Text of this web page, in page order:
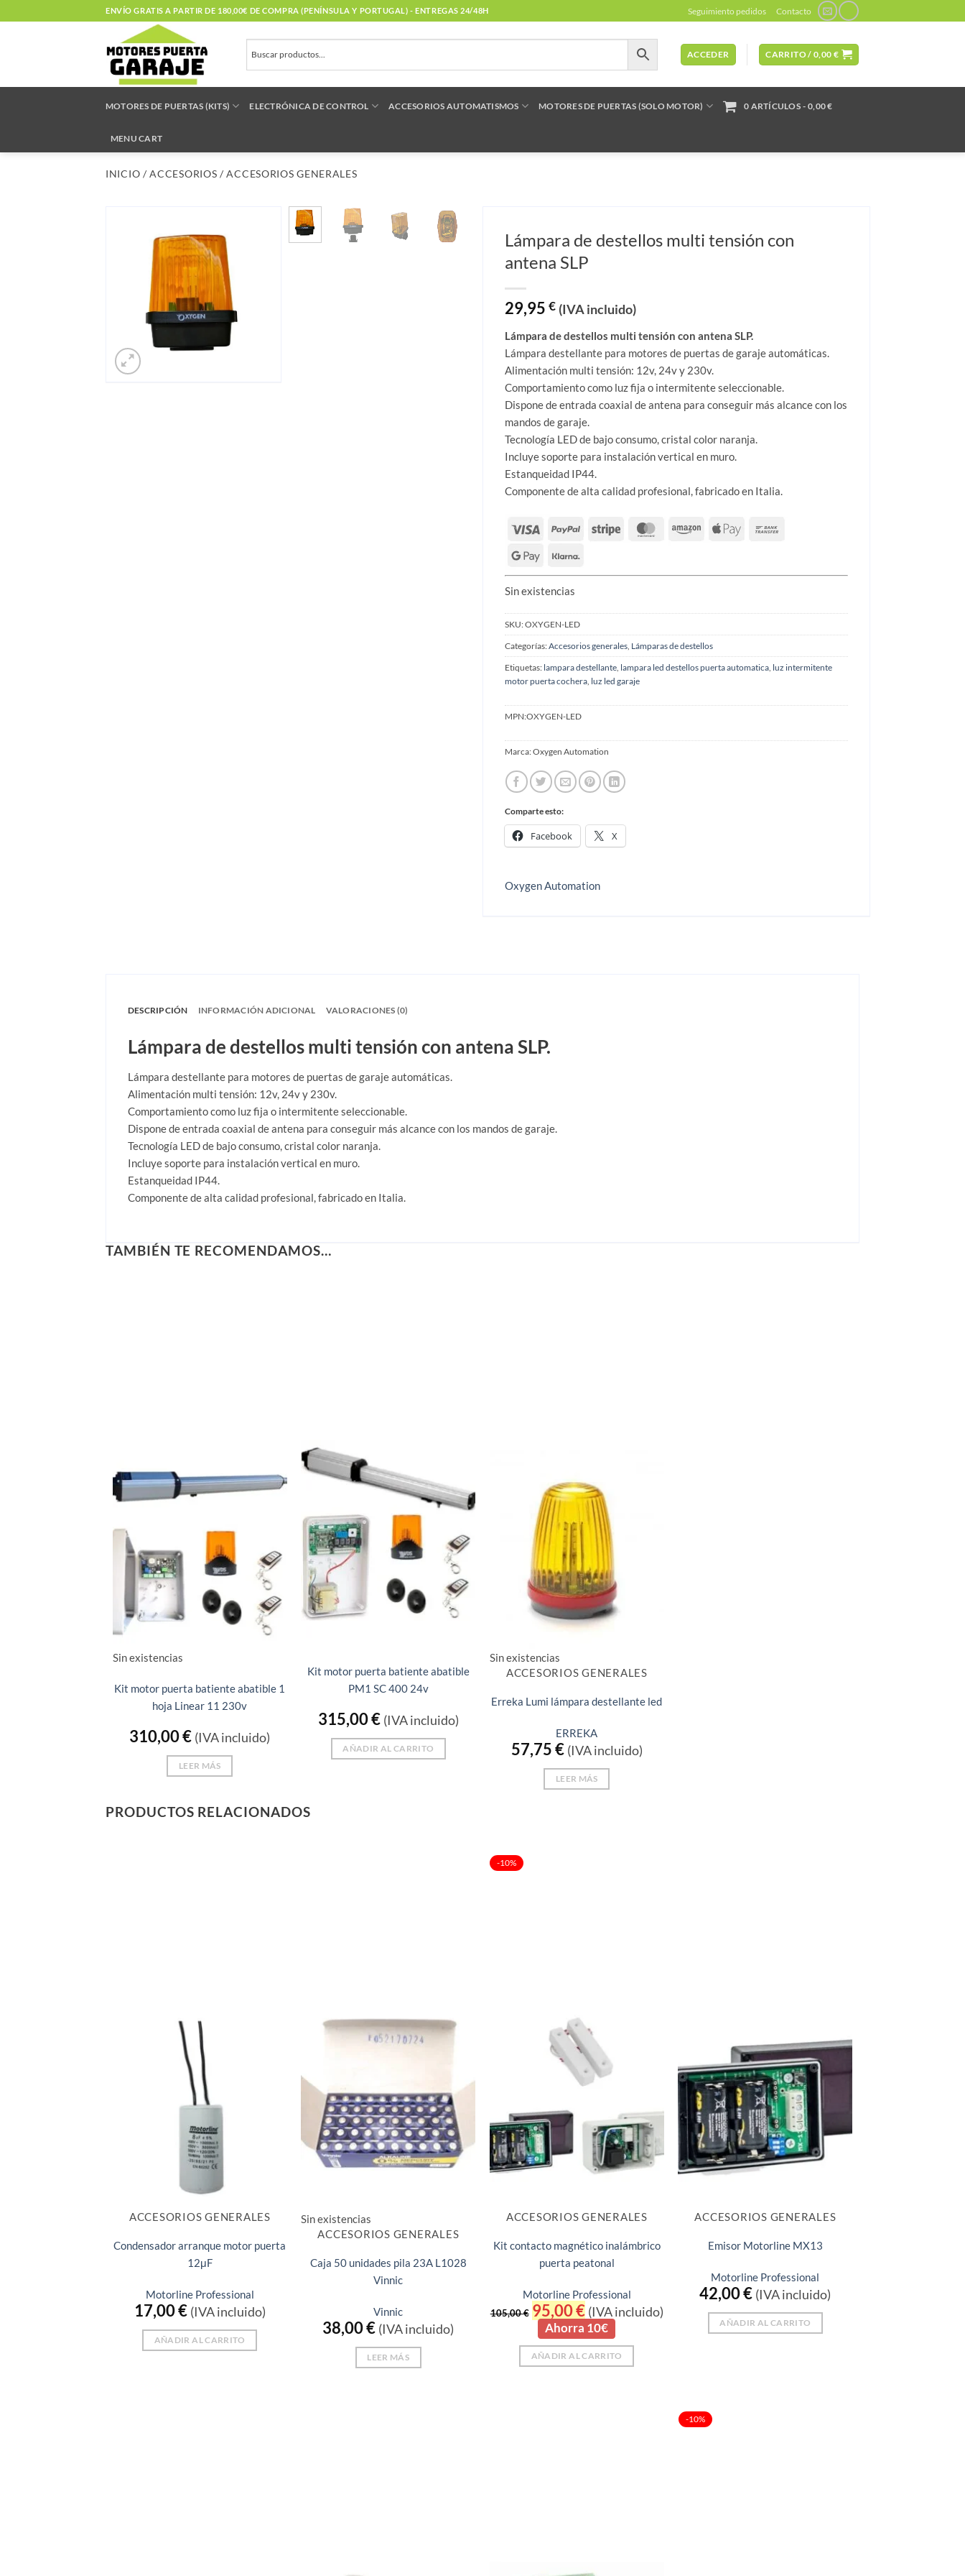
al
ENVÍO GRATIS A PARTIR DE 180,00€ DE COMPRA (PENÍNSULA Y PORTUGAL) - ENTREGAS 24/48H Seguimiento pedidos Contacto
ACCEDER CARRITO / 0,00 €
MOTORES DE PUERTAS (KITS) ELECTRÓNICA DE CONTROL ACCESORIOS AUTOMATISMOS MOTORES DE PUERTAS (SOLO MOTOR) 0 ARTÍCULOS 0,00 €
MENU CART
INICIO / ACCESORIOS / ACCESORIOS GENERALES
Lámpara de destellos multi tensión con
antena SLP
29,95 € (IVA incluido)
Lámpara de destellos multi tensión con antena SLP.
Lámpara destellante para motores de puertas de garaje automáticas.
Alimentación multi tensión: 12v, 24v y 230v.
Comportamiento como luz fija o intermitente seleccionable.
Dispone de entrada coaxial de antena para conseguir más alcance con los
mandos de garaje.
Tecnología LED de bajo consumo, cristal color naranja.
Incluye soporte para instalación vertical en muro.
Estanqueidad IP44.
Componente de alta calidad profesional, fabricado en Italia.
Sin existencias
SKU:OXYGEN-LED
Categorías:Accesorios generales, Lámparas de destellos
Etiquetas: lampara destellante, lampara led destellos puerta automatica, luz intermitente
motor puerta cochera, luz led garaje
MPN:OXYGEN-LED
Marca:Oxygen Automation
Comparte esto:
Facebook X
Oxygen Automation
DESCRIPCIÓN INFORMACIÓN ADICIONAL VALORACIONES (0)
Lámpara de destellos multi tensión con antena SLP.
Lámpara destellante para motores de puertas de garaje automáticas.
Alimentación multi tensión: 12v, 24v y 230v.
Comportamiento como luz fija o intermitente seleccionable.
Dispone de entrada coaxial de antena para conseguir más alcance con los mandos de garaje.
Tecnología LED de bajo consumo, cristal color naranja.
Incluye soporte para instalación vertical en muro.
Estanqueidad IP44.
Componente de alta calidad profesional, fabricado en Italia.
TAMBIÉN TE RECOMENDAMOS…
Sin existencias
Kit motor puerta batiente abatible 1
hoja Linear 11 230v
310,00€ (IVA incluido)
LEER MÁS
Kit motor puerta batiente abatible
PM1 SC 400 24v
315,00€ (IVA incluido)
AÑADIR AL CARRITO
Sin existencias
ACCESORIOS GENERALES
Erreka Lumi lámpara destellante led
ERREKA
57,75€ (IVA incluido)
LEER MÁS
PRODUCTOS RELACIONADOS
ACCESORIOS GENERALES
Condensador arranque motor puerta
12μF
Motorline Professional
17,00€ (IVA incluido)
AÑADIR AL CARRITO
Sin existencias
ACCESORIOS GENERALES
Caja 50 unidades pila 23A L1028
Vinnic
Vinnic
38,00€ (IVA incluido)
LEER MÁS
-10%
ACCESORIOS GENERALES
Kit contacto magnético inalámbrico
puerta peatonal
Motorline Professional
105,00€ El
precio
original
era:
105,00 €.
95,00€El
precio
actual
es:
95,00 €.
(IVA incluido)
Ahorra 10€
AÑADIR AL CARRITO
ACCESORIOS GENERALES
Emisor Motorline MX13
Motorline Professional
42,00€ (IVA incluido)
AÑADIR AL CARRITO
-10%